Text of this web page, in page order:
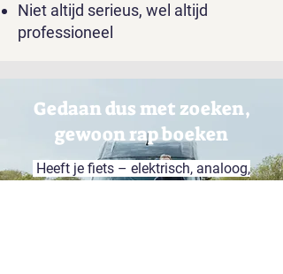
Niet altijd serieus, wel altijd
professioneel
Gedaan dus met zoeken,
gewoon rap boeken
Heeft je fiets – elektrisch, analoog,